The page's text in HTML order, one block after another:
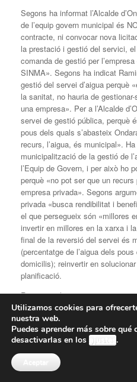
Segons ha informat l’Alcalde
de l’equip govern municipal és
contracte, ni convocar nova
la prestació i gestió del servici,
comanda de gestió per
SINMA». Segons ha indicat
gestió del servei d’aigua perquè
la sanitat, no hauria de
una empresa». Per a l’Alcalde
servei de gestió pública, perquè
pous dels quals s’abasteix
recurs, l’aigua, és municipal».
municipalització de la gestió de
l’Equip de Govern, i per això ho
perquè «no pot ser que un
empresa privada». Segons
privada «busca rendibilitat i
el que persegueix són «millores
invertir en millores en la xarxa i
final de la reversió del servei és
(percentatge de l’aigua dels
domicilis); reinvertir en
planificació.
Respecte als motius per
gestió del servici, el qual es
gestió per l’empresa de titularitat
delgat de SINMA, Jordi
eficient i porta anys gestionant
adequadament»; a més que per
de SINMA «es poden compartir
Utilizamos cookies para
nuestra web.
Puedes aprender más sobre
desactivarlas en los ajustes.